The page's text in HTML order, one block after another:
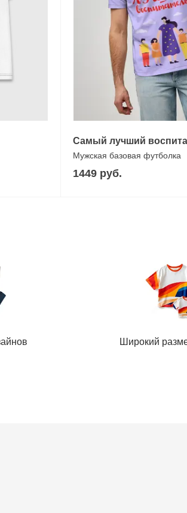
Самый лучший
Мужская базовая футболка
1449 руб.
Широкий